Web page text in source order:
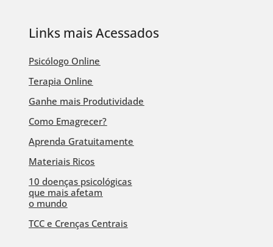
Links mais Acessados
Psicólogo Online
Terapia Online
Ganhe mais Produtividade
Como Emagrecer?
Aprenda Gratuitamente
Materiais Ricos
10 doenças psicológicas
que mais afetam
o mundo
TCC e Crenças Centrais